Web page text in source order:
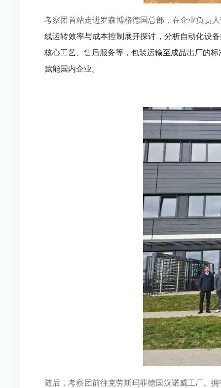
考察团首站走进罗森博格德国总部，在企业负责
线运转效率与成本控制展开探讨，分析自动化设
核心工艺、售后服务等，包装运输至成品出厂的
赋能国内企业。
随后，考察团前往克劳斯玛菲德国汉诺威工厂。